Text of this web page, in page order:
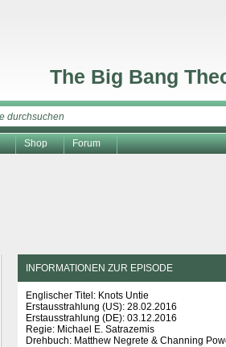
The Big Bang
Shop Forum
INFORMATIONEN ZUR EPISODE
Englischer Titel: Knots Untie
Erstausstrahlung (US): 28.02.2016
Erstausstrahlung (DE): 03.12.2016
Regie: Michael E. Satrazemis
Drehbuch: Matthew Negrete & Channing